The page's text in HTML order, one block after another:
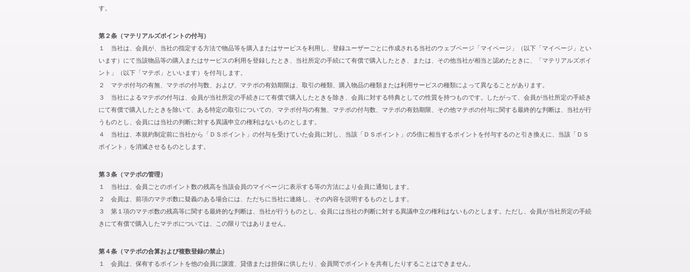
す。
第２条（マテリアルズポイントの付与）
１ 当社は、会員が、当社の指定する方法で物品等を購入またはサービスを利用し、登録ユーザーごとに作成される当社のウェブページ「マイページ」（以下「マイページ」とい
います）にて当該物品等の購入またはサービスの利用を登録したとき、当社所定の手続にて有償で購入したとき、または、その他当社が相当と認めたときに、「マテリアルズポイ
ント」（以下「マテポ」といいます）を付与します。
２ マテポ付与の有無、マテポの付与数、および、マテポの有効期限は、取引の種類、購入物品の種類または利用サービスの種類によって異なることがあります。
３ 当社によるマテポの付与は、会員が当社所定の手続きにて有償で購入したときを除き、会員に対する特典としての性質を持つものです。したがって、会員が当社所定の手続き
にて有償で購入したときを除いて、ある特定の取引についての、マテポ付与の有無、マテポの付与数、マテポの有効期限、その他マテポの付与に関する最終的な判断は、当社が行
うものとし、会員には当社の判断に対する異議申立の権利はないものとします。
４ 当社は、本規約制定前に当社から「ＤＳポイント」の付与を受けていた会員に対し、当該「ＤＳポイント」の5倍に相当するポイントを付与するのと引き換えに、当該「ＤＳ
ポイント」を消滅させるものとします。
第３条（マテポの管理）
１ 当社は、会員ごとのポイント数の残高を当該会員のマイページに表示する等の方法により会員に通知します。
２ 会員は、前項のマテポ数に疑義のある場合には、ただちに当社に連絡し、その内容を説明するものとします。
３ 第１項のマテポ数の残高等に関する最終的な判断は、当社が行うものとし、会員には当社の判断に対する異議申立の権利はないものとします。ただし、会員が当社所定の手続
きにて有償で購入したマテポについては、この限りではありません。
第４条（マテポの合算および複数登録の禁止）
１ 会員は、保有するポイントを他の会員に譲渡、貸借または担保に供したり、会員間でポイントを共有したりすることはできません。